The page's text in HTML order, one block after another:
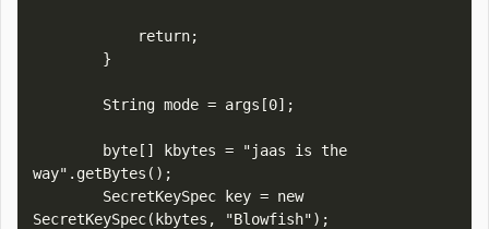
way".getBytes();
SecretKeySpec(kbytes, "Blowfish");